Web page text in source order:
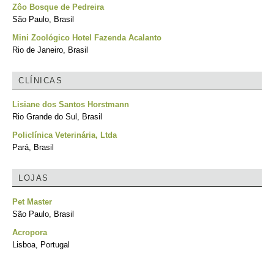
Zôo Bosque de Pedreira
São Paulo, Brasil
Mini Zoológico Hotel Fazenda Acalanto
Rio de Janeiro, Brasil
CLÍNICAS
Lisiane dos Santos Horstmann
Rio Grande do Sul, Brasil
Policlínica Veterinária, Ltda
Pará, Brasil
LOJAS
Pet Master
São Paulo, Brasil
Acropora
Lisboa, Portugal